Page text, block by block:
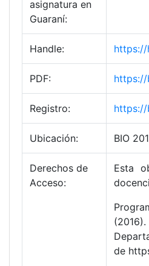
asignatura en
Guaraní:
Handle: https://
PDF: https://
Registro: https://
Ubicación: BIO
Derechos de
Acceso:
Esta
de